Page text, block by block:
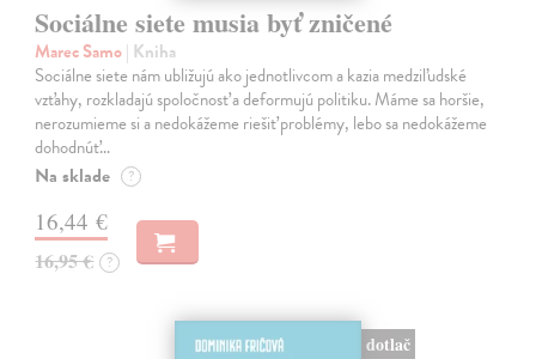
Sociálne siete musia byť zničené
Marec Samo| Kniha
Sociálne siete nám ubližujú ako jednotlivcom a kazia medziľudské
vzťahy, rozkladajú spoločnosť a deformujú politiku. Máme sa horšie,
nerozumieme si a nedokážeme riešiť problémy, lebo sa nedokážeme
dohodnúť…
Na sklade ?
16,44 €
16,95 € ?
dotlač